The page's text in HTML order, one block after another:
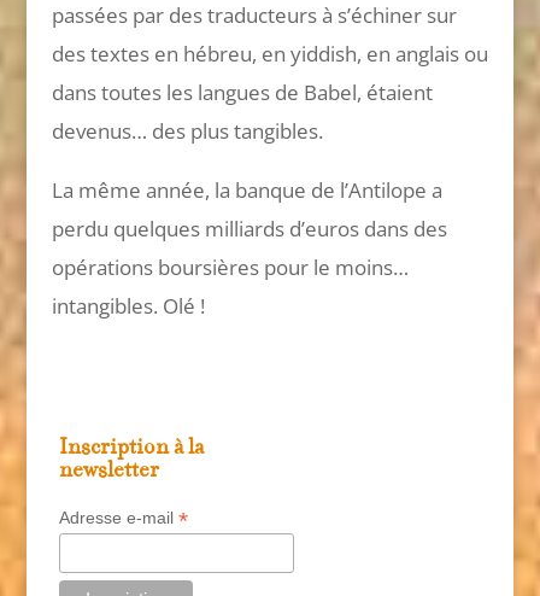
passées par des traducteurs à s’échiner sur
des textes en hébreu, en yiddish, en anglais ou
dans toutes les langues de Babel, étaient
devenus… des plus tangibles.
La même année, la banque de l’Antilope a
perdu quelques milliards d’euros dans des
opérations boursières pour le moins…
intangibles. Olé !
Inscription à la
newsletter
Adresse e-mail *